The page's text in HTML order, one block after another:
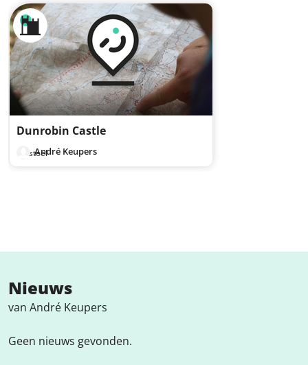
Dunrobin Castle
Kasteel
André Keupers
Nieuws
van André Keupers
Geen nieuws gevonden.